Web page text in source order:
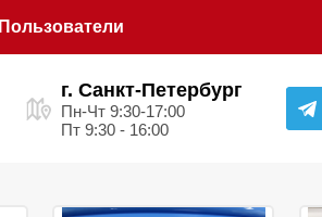
Пользователи
г. Санкт-Петербург
Пн-Чт 9:30-17:00
Пт 9:30 - 16:00